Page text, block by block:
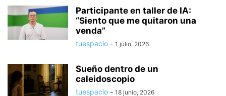
Participante en taller de IA:
“Siento que me quitaron una
venda”
tuespacio - 1 julio, 2026
Sueño dentro de un
caleidoscopio
tuespacio - 18 junio, 2026